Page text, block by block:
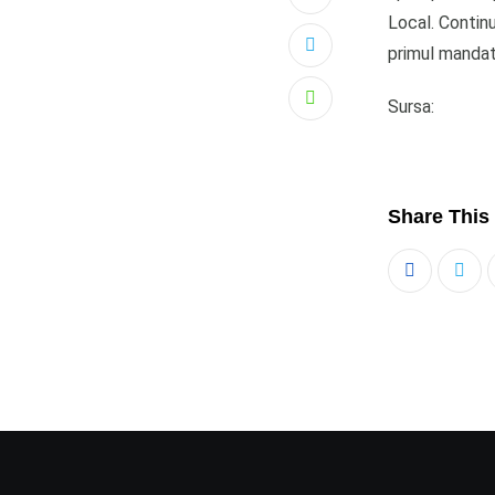
Whatsapp
Local.
primul
Sursa:
Share This